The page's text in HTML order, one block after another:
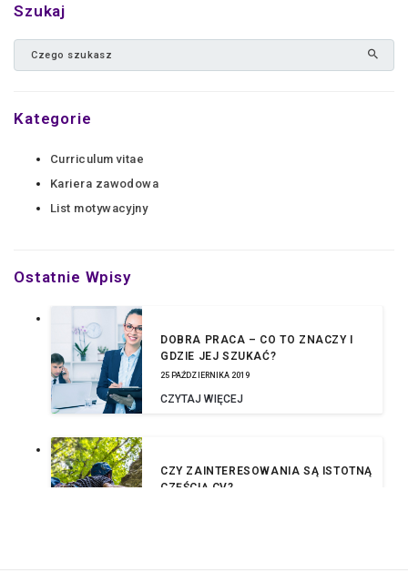
Szukaj
Kategorie
Curriculum vitae
Kariera zawodowa
List motywacyjny
Ostatnie Wpisy
DOBRA PRACA – CO TO ZNACZY I
GDZIE JEJ SZUKAĆ?
25 PAŹDZIERNIKA 2019
CZYTAJ WIĘCEJ
CZY ZAINTERESOWANIA SĄ ISTOTNĄ
CZĘŚCIĄ CV?